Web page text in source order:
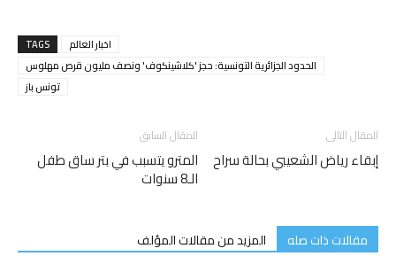
TAGS
اخبار العالم
الحدود الجزائرية التونسية: حجز 'كلاشينكوف' ونصف مليون قرص مهلوس
تونس باز
المقال السابق
المترو يتسبب في بتر ساق طفل
الـ8 سنوات
المقال التالى
إبقاء رياض الشعيبي بحالة سراح
مقالات ذات صله
المزيد من مقالات المؤلف